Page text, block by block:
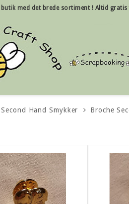
butik med det brede sortiment ! Altid gratis
Second Hand Smykker Broche